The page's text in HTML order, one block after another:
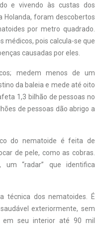
e vivendo às custas dos
Holanda, foram descobertos
por metro quadrado.
médicos, pois calcula-se que
causadas por eles.
medem menos de um
da baleia e mede até oito
1,3 bilhão de pessoas no
de pessoas dão abrigo a
do nematoide é feita de
de pele, como as cobras.
“radar” que identifica
dos nematoides. É
exteriormente, sem
em seu interior até 90 mil